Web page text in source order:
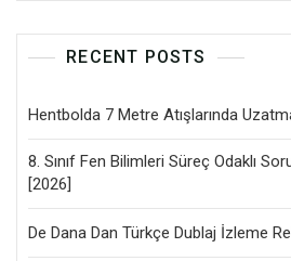
RECENT POSTS
Hentbolda 7 Metre Atışlarında
8. Sınıf Fen Bilimleri Süreç Odaklı
[2026]
De Dana Dan Türkçe Dublaj İzleme